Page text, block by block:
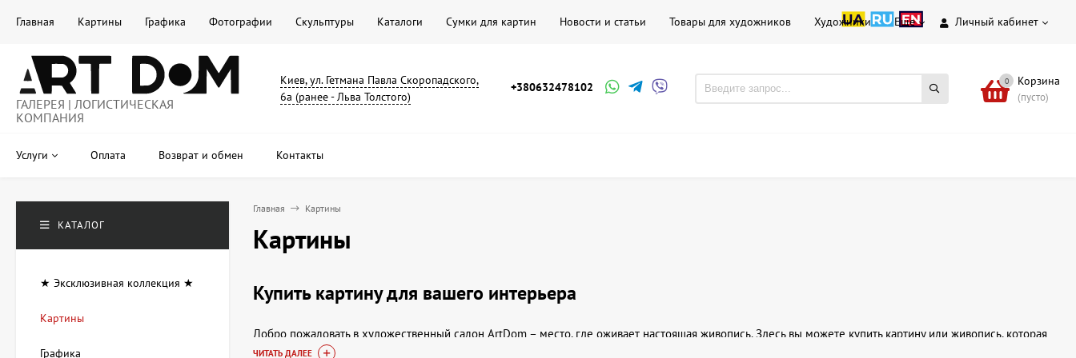
Личный кабинет
Главная Картины Графика Фотографии Скульптуры Каталоги Сумки для картин Новости и статьи Товары для художников Художники Еще
ГАЛЕРЕЯ | ЛОГИСТИЧЕСКАЯ
КОМПАНИЯ
Киев, ул. Гетмана Павла Скоропадского,
6а (ранее - Льва Толстого)
+380632478102 0 Корзина
(пусто)
Услуги Оплата Возврат и обмен Контакты
Главная Картины
Картины
Купить картину для вашего интерьера
Добро пожаловать в художественный салон ArtDom – место, где оживает настоящая живопись. Здесь вы можете купить картину или живопись, которая
станет не только изысканным элементом декора, но и отражением вашей индивидуальности. Наш ассортимент включает произведения украинских,
ЧИТАТЬ ДАЛЕЕ
КАТАЛОГ
★ Эксклюзивная коллекция ★
Картины
Графика